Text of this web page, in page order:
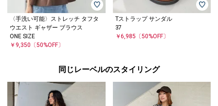
〈手洗い可能〉ストレッチ タフタ
ウエスト ギャザー ブラウス
ONE SIZE
￥9,350 〔50%OFF〕
Tストラップ サンダル
37
￥6,985 〔50%OFF〕
同じレーベルのスタイリング